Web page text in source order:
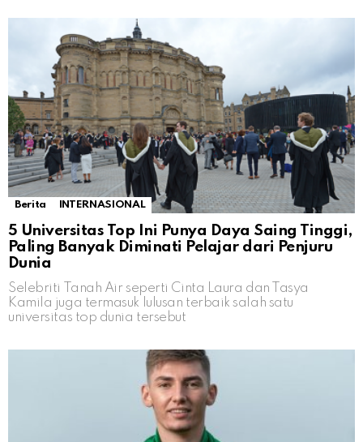
Berita INTERNASIONAL
5 Universitas Top Ini Punya Daya Saing Tinggi,
Paling Banyak Diminati Pelajar dari Penjuru
Dunia
Selebriti Tanah Air seperti Cinta Laura dan Tasya
Kamila juga termasuk lulusan terbaik salah satu
universitas top dunia tersebut